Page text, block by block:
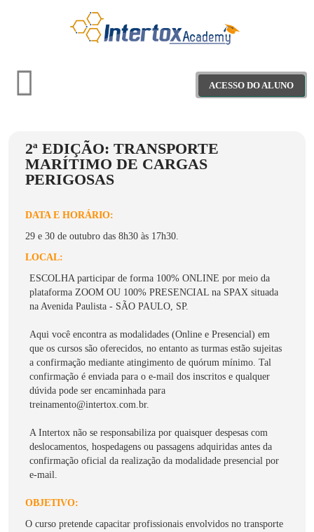
ACESSO DO ALUNO
Treinamentos
Materiais Educativos
Webinars
Projeto Saber+
2ª EDIÇÃO: TRANSPORTE
MARÍTIMO DE CARGAS
PERIGOSAS
DATA E HORÁRIO:
29 e 30 de outubro das 8h30 às 17h30.
LOCAL:
ESCOLHA participar de forma 100% ONLINE por meio da
plataforma ZOOM OU 100% PRESENCIAL na SPAX situada
na Avenida Paulista - SÃO PAULO, SP.
Aqui você encontra as modalidades (Online e Presencial) em
que os cursos são oferecidos, no entanto as turmas estão sujeitas
a confirmação mediante atingimento de quórum mínimo. Tal
confirmação é enviada para o e-mail dos inscritos e qualquer
dúvida pode ser encaminhada para
treinamento@intertox.com.br.
A Intertox não se responsabiliza por quaisquer despesas com
deslocamentos, hospedagens ou passagens adquiridas antes da
confirmação oficial da realização da modalidade presencial por
e-mail.
OBJETIVO:
O curso pretende capacitar profissionais envolvidos no transporte